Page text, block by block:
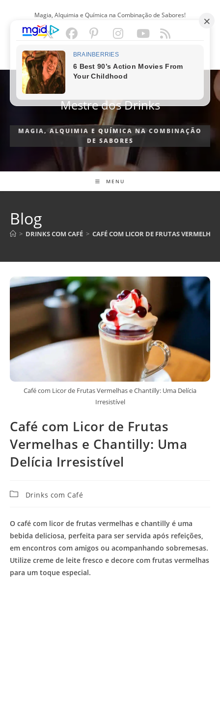
Magia, Alquimia e Química na Combinação de Sabores!
PORTUGUÊS
Mestre dos Drinks
MAGIA, ALQUIMIA E QUÍMICA NA COMBINAÇÃO
DE SABORES
MENU
Blog
> DRINKS COM CAFÉ > CAFÉ COM LICOR DE FRUTAS
Café com Licor de Frutas Vermelhas e Chantilly: Uma Delícia
Irresistível
Café com Licor de Frutas
Vermelhas e Chantilly: Uma
Delícia Irresistível
CategoriaDrinks com Café
O café com licor de frutas vermelhas e chantilly é uma
bebida deliciosa, perfeita para ser servida após refeições,
em encontros com amigos ou acompanhando sobremesas.
Utilize creme de leite fresco e decore com frutas vermelhas
para um toque especial.